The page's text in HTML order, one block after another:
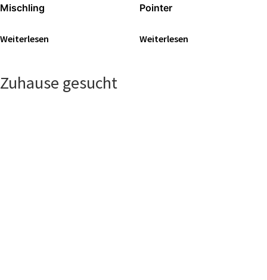
Misch­ling
Wei­ter­le­sen
Poin­ter
Wei­ter­le­sen
Zuhause gesucht